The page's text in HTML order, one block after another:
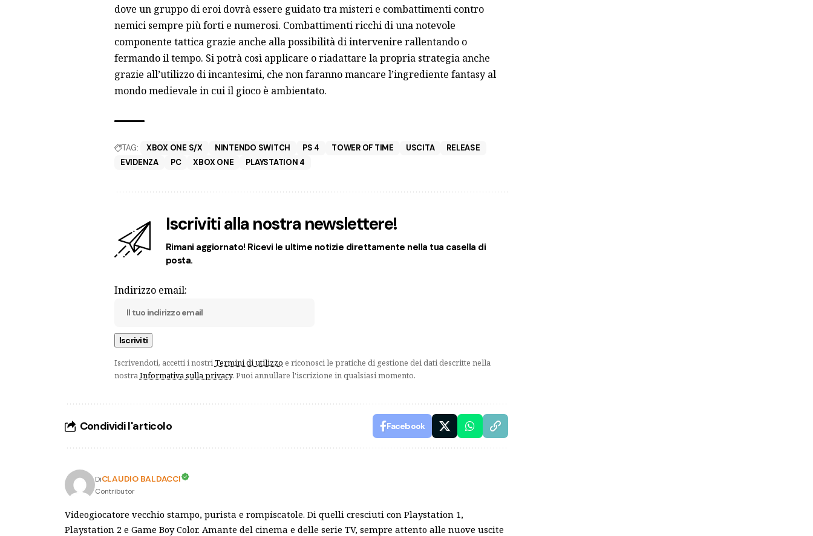
dove un gruppo di eroi dovrà essere guidato tra misteri e combattimenti contro
nemici sempre più forti e numerosi. Combattimenti ricchi di una notevole
componente tattica grazie anche alla possibilità di intervenire rallentando o
fermando il tempo. Si potrà così applicare o riadattare la propria strategia anche
grazie all’utilizzo di incantesimi, che non faranno mancare l’ingrediente fantasy al
mondo medievale in cui il gioco è ambientato.
TAG: XBOX ONE S/X NINTENDO SWITCH PS 4 TOWER OF TIME USCITA
RELEASE
EVIDENZA
PC XBOX ONE PLAYSTATION 4
Iscriviti alla nostra newslettere!
Rimani aggiornato! Ricevi le ultime notizie direttamente nella tua casella di
posta.
Indirizzo email:
Iscrivendoti, accetti i nostriTermini di utilizzo e riconosci le pratiche di gestione dei dati descritte nella
nostraInformativa sulla privacy. Puoi annullare l'iscrizione in qualsiasi momento.
Condividi l'articolo Facebook
DiCLAUDIO BALDACCI
Contributor
Videogiocatore vecchio stampo, purista e rompiscatole. Di quelli cresciuti con Playstation 1,
Playstation 2 e Game Boy Color. Amante del cinema e delle serie TV, sempre attento alle nuove uscite